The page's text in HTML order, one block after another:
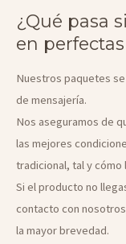
¿Qué pasa
en
Nuestros paquetes
de mensajería.
Nos aseguramos de
las mejores
tradicional, tal y cómo
Si el producto no
contacto con
la mayor brevedad.